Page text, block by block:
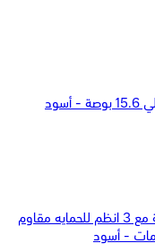
دونها شنطة لاب توب جلد أتنين سوستة مع 3 انظم للحمايه مقاوم
- أسود